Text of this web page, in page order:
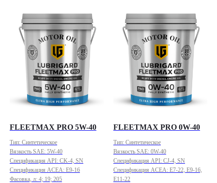
FLEETMAX PRO 5W-40
Тип: Синтетическое
Вязкость SAE: 5W-40
Спецификация API: CK-4, SN
Спецификация ACEA: E9-16
Фасовка, л: 4; 19; 205
FLEETMAX PRO 0W-40
Тип: Синтетическое
Вязкость SAE: 0W-40
Спецификация API: CJ-4, SN
Спецификация ACEA: E7-22, E9-16,
E11-22